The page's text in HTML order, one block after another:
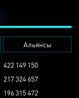
Альянсы
422 149 150
217 324 657
196 315 472